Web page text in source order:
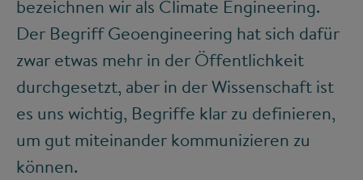
bezeichnen wir als Climate Engineering.
Der Begriff Geoengineering hat sich dafür
zwar etwas mehr in der Öffentlichkeit
durchgesetzt, aber in der Wissenschaft ist
es uns wichtig, Begriffe klar zu definieren,
um gut miteinander kommunizieren zu
können.